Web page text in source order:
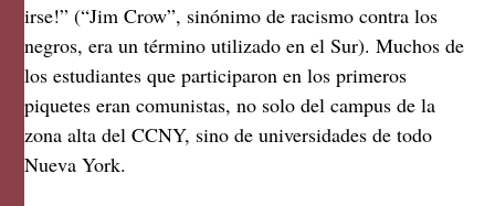
irse!” (“Jim Crow”, sinónimo de racismo contra los
negros, era un término utilizado en el Sur). Muchos de
los estudiantes que participaron en los primeros
piquetes eran comunistas, no solo del campus de la
zona alta del CCNY, sino de universidades de todo
Nueva York.